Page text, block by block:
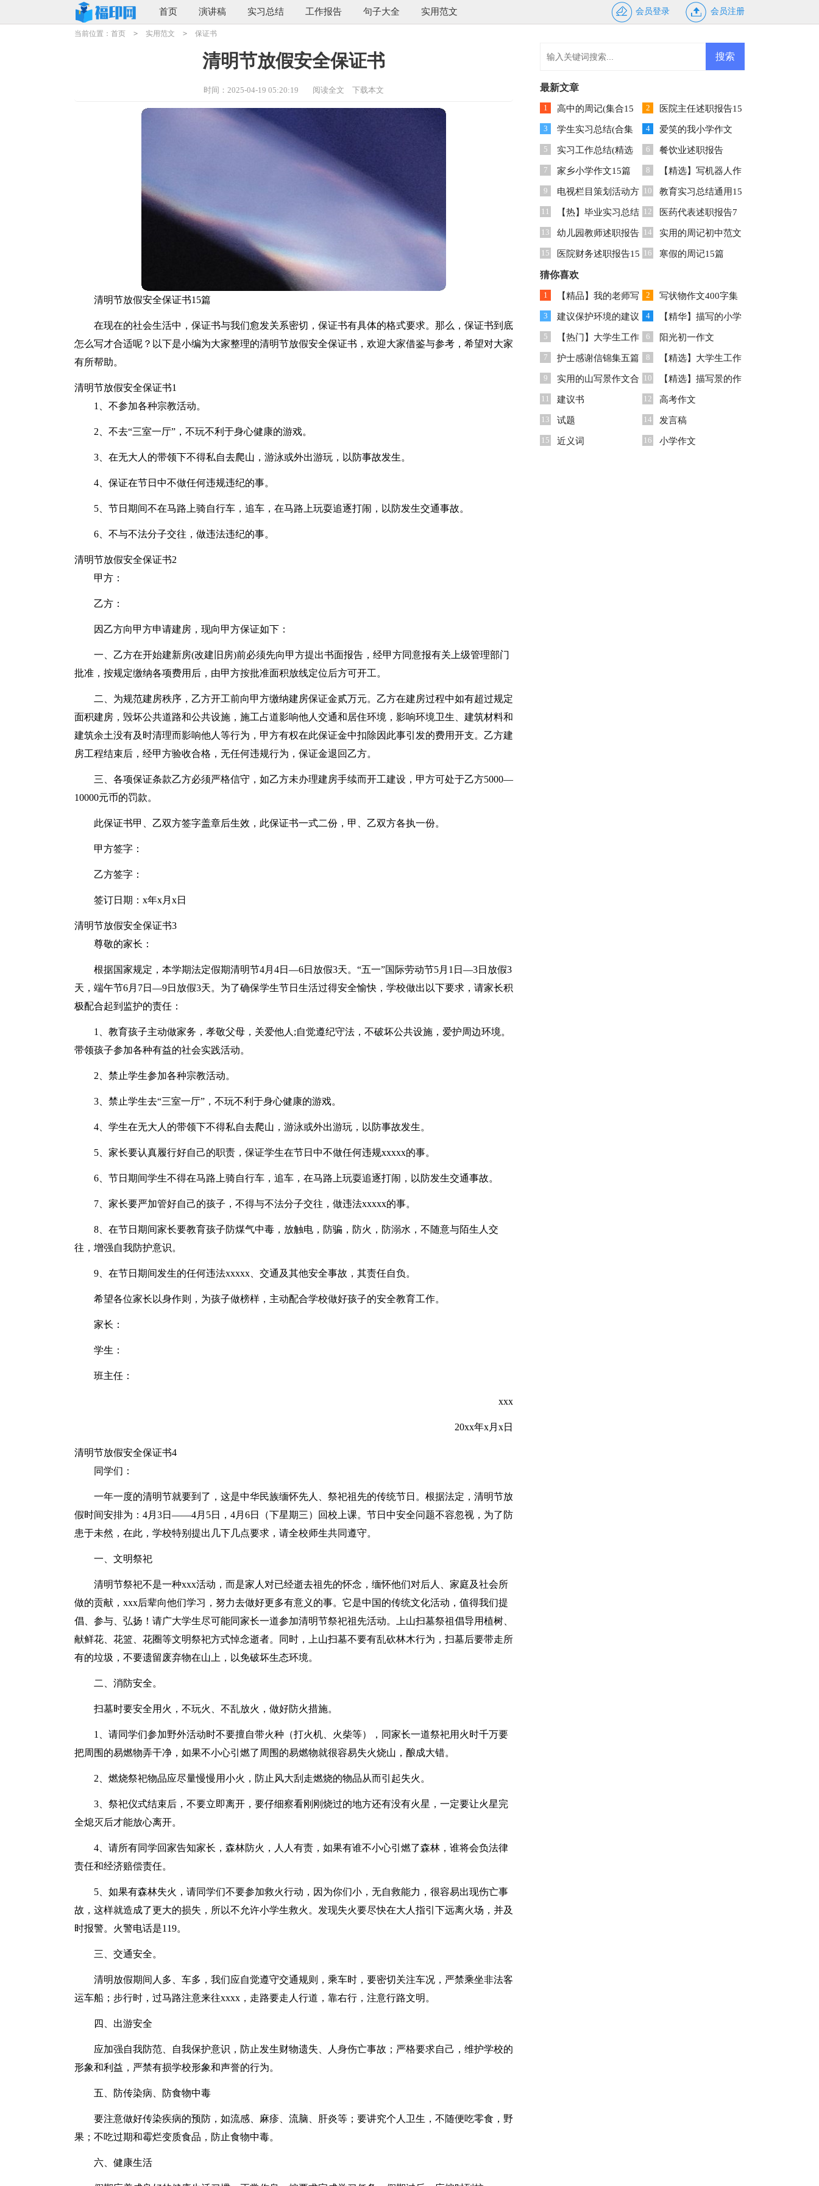
首页 演讲稿 实习总结 工作报告 句子大全 实用范文 会员登录 会员注册
当前位置： 首页 > 实用范文 > 保证书
清明节放假安全保证书
时间：2025-04-19 05:20:19 阅读全文 下载本文
清明节放假安全保证书15篇
在现在的社会生活中，保证书与我们愈发关系密切，保证书有具体的格式要求。那么，保证书到底
怎么写才合适呢？以下是小编为大家整理的清明节放假安全保证书，欢迎大家借鉴与参考，希望对大家
有所帮助。
清明节放假安全保证书1
1、不参加各种宗教活动。
2、不去“三室一厅”，不玩不利于身心健康的游戏。
3、在无大人的带领下不得私自去爬山，游泳或外出游玩，以防事故发生。
4、保证在节日中不做任何违规违纪的事。
5、节日期间不在马路上骑自行车，追车，在马路上玩耍追逐打闹，以防发生交通事故。
6、不与不法分子交往，做违法违纪的事。
清明节放假安全保证书2
甲方：
乙方：
因乙方向甲方申请建房，现向甲方保证如下：
一、乙方在开始建新房(改建旧房)前必须先向甲方提出书面报告，经甲方同意报有关上级管理部门
批准，按规定缴纳各项费用后，由甲方按批准面积放线定位后方可开工。
二、为规范建房秩序，乙方开工前向甲方缴纳建房保证金贰万元。乙方在建房过程中如有超过规定
面积建房，毁坏公共道路和公共设施，施工占道影响他人交通和居住环境，影响环境卫生、建筑材料和
建筑余土没有及时清理而影响他人等行为，甲方有权在此保证金中扣除因此事引发的费用开支。乙方建
房工程结束后，经甲方验收合格，无任何违规行为，保证金退回乙方。
三、各项保证条款乙方必须严格信守，如乙方未办理建房手续而开工建设，甲方可处于乙方5000—
10000元币的罚款。
此保证书甲、乙双方签字盖章后生效，此保证书一式二份，甲、乙双方各执一份。
甲方签字：
乙方签字：
签订日期：x年x月x日
清明节放假安全保证书3
尊敬的家长：
根据国家规定，本学期法定假期清明节4月4日—6日放假3天。“五一”国际劳动节5月1日—3日放假3
天，端午节6月7日—9日放假3天。为了确保学生节日生活过得安全愉快，学校做出以下要求，请家长积
极配合起到监护的责任：
1、教育孩子主动做家务，孝敬父母，关爱他人;自觉遵纪守法，不破坏公共设施，爱护周边环境。
带领孩子参加各种有益的社会实践活动。
2、禁止学生参加各种宗教活动。
3、禁止学生去“三室一厅”，不玩不利于身心健康的游戏。
4、学生在无大人的带领下不得私自去爬山，游泳或外出游玩，以防事故发生。
5、家长要认真履行好自己的职责，保证学生在节日中不做任何违规xxxxx的事。
6、节日期间学生不得在马路上骑自行车，追车，在马路上玩耍追逐打闹，以防发生交通事故。
7、家长要严加管好自己的孩子，不得与不法分子交往，做违法xxxxx的事。
8、在节日期间家长要教育孩子防煤气中毒，放触电，防骗，防火，防溺水，不随意与陌生人交
往，增强自我防护意识。
9、在节日期间发生的任何违法xxxxx、交通及其他安全事故，其责任自负。
希望各位家长以身作则，为孩子做榜样，主动配合学校做好孩子的安全教育工作。
家长：
学生：
班主任：
xxx
20xx年x月x日
清明节放假安全保证书4
同学们：
一年一度的清明节就要到了，这是中华民族缅怀先人、祭祀祖先的传统节日。根据法定，清明节放
假时间安排为：4月3日——4月5日，4月6日（下星期三）回校上课。节日中安全问题不容忽视，为了防
患于未然，在此，学校特别提出几下几点要求，请全校师生共同遵守。
一、文明祭祀
清明节祭祀不是一种xxx活动，而是家人对已经逝去祖先的怀念，缅怀他们对后人、家庭及社会所
做的贡献，xxx后辈向他们学习，努力去做好更多有意义的事。它是中国的传统文化活动，值得我们提
倡、参与、弘扬！请广大学生尽可能同家长一道参加清明节祭祀祖先活动。上山扫墓祭祖倡导用植树、
献鲜花、花篮、花圈等文明祭祀方式悼念逝者。同时，上山扫墓不要有乱砍林木行为，扫墓后要带走所
有的垃圾，不要遗留废弃物在山上，以免破坏生态环境。
二、消防安全。
扫墓时要安全用火，不玩火、不乱放火，做好防火措施。
1、请同学们参加野外活动时不要擅自带火种（打火机、火柴等），同家长一道祭祀用火时千万要
把周围的易燃物弄干净，如果不小心引燃了周围的易燃物就很容易失火烧山，酿成大错。
2、燃烧祭祀物品应尽量慢慢用小火，防止风大刮走燃烧的物品从而引起失火。
3、祭祀仪式结束后，不要立即离开，要仔细察看刚刚烧过的地方还有没有火星，一定要让火星完
全熄灭后才能放心离开。
4、请所有同学回家告知家长，森林防火，人人有责，如果有谁不小心引燃了森林，谁将会负法律
责任和经济赔偿责任。
5、如果有森林失火，请同学们不要参加救火行动，因为你们小，无自救能力，很容易出现伤亡事
故，这样就造成了更大的损失，所以不允许小学生救火。发现失火要尽快在大人指引下远离火场，并及
时报警。火警电话是119。
三、交通安全。
清明放假期间人多、车多，我们应自觉遵守交通规则，乘车时，要密切关注车况，严禁乘坐非法客
运车船；步行时，过马路注意来往xxxx，走路要走人行道，靠右行，注意行路文明。
四、出游安全
应加强自我防范、自我保护意识，防止发生财物遗失、人身伤亡事故；严格要求自己，维护学校的
形象和利益，严禁有损学校形象和声誉的行为。
五、防传染病、防食物中毒
要注意做好传染疾病的预防，如流感、麻疹、流脑、肝炎等；要讲究个人卫生，不随便吃零食，野
果；不吃过期和霉烂变质食品，防止食物中毒。
六、健康生活
最新文章
1 高中的周记(集合15
篇)
2 医院主任述职报告15
篇
3 学生实习总结(合集
15篇)
4 爱笑的我小学作文
5 实习工作总结(精选
15篇)
6 餐饮业述职报告
7 家乡小学作文15篇 8 【精选】写机器人作
文三篇
9 电视栏目策划活动方
案
10 教育实习总结通用15
篇
11 【热】毕业实习总结 12 医药代表述职报告7
篇
13 幼儿园教师述职报告
集锦15篇
14 实用的周记初中范文
集合6篇
15 医院财务述职报告15
篇
16 寒假的周记15篇
猜你喜欢
1 【精品】我的老师写
人作文合集六篇
2 写状物作文400字集
合10篇
3 建议保护环境的建议
书模板集锦五篇
4 【精华】描写的小学
生作文300字四篇
5 【热门】大学生工作
实习报告4篇
6 阳光初一作文
7 护士感谢信锦集五篇 8 【精选】大学生工作
实习报告4篇
9 实用的山写景作文合
集5篇
10 【精选】描写景的作
文600字三篇
11 建议书 12 高考作文
13 试题 14 发言稿
15 近义词 16 小学作文